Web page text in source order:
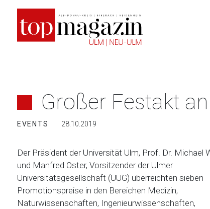
springen
Großer Festakt
EVENTS 28.10.2019
Der Präsident der Universität Ulm, Prof. Dr. Michael
und Manfred Oster, Vorsitzender der Ulmer
Universitätsgesellschaft (UUG) überreichten sieben
Promotionspreise in den Bereichen Medizin,
Naturwissenschaften, Ingenieurwissenschaften,